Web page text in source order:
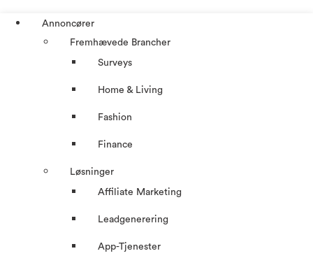
Annoncører
Fremhævede Brancher
Surveys
Home & Living
Fashion
Finance
Løsninger
Affiliate Marketing
Leadgenerering
App-Tjenester